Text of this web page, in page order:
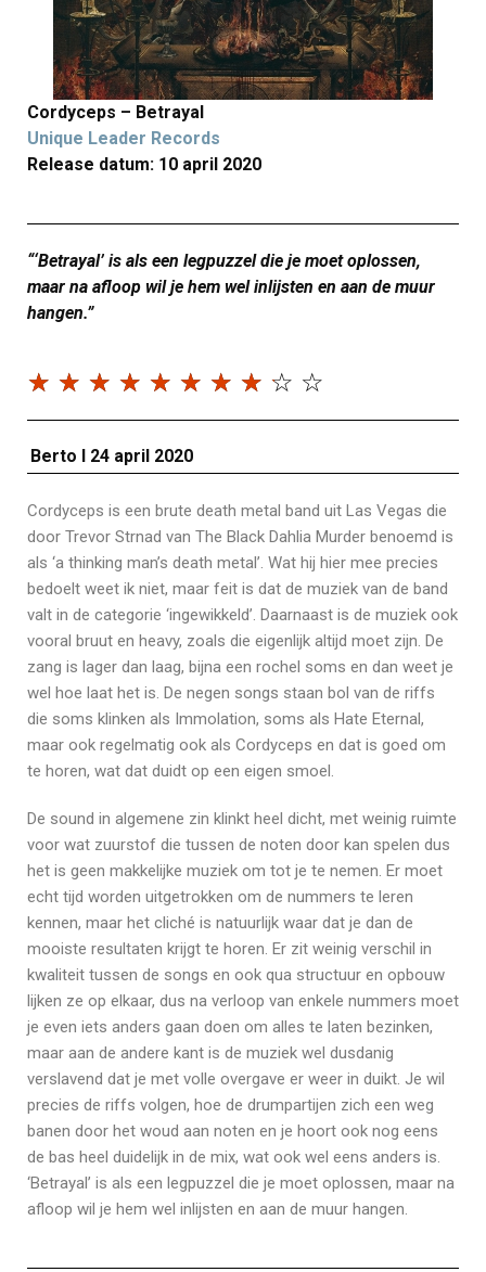
Cordyceps – Betrayal
Unique Leader Records
Release datum: 10 april 2020
“‘Betrayal’ is als een legpuzzel die je moet oplossen,
maar na afloop wil je hem wel inlijsten en aan de muur
hangen.”
☆ ☆ ☆ ☆ ☆ ☆ ☆ ☆ ☆ ☆
Berto I 24 april 2020
Cordyceps is een brute death metal band uit Las Vegas die
door Trevor Strnad van The Black Dahlia Murder benoemd is
als ‘a thinking man’s death metal’. Wat hij hier mee precies
bedoelt weet ik niet, maar feit is dat de muziek van de band
valt in de categorie ‘ingewikkeld’. Daarnaast is de muziek ook
vooral bruut en heavy, zoals die eigenlijk altijd moet zijn. De
zang is lager dan laag, bijna een rochel soms en dan weet je
wel hoe laat het is. De negen songs staan bol van de riffs
die soms klinken als Immolation, soms als Hate Eternal,
maar ook regelmatig ook als Cordyceps en dat is goed om
te horen, wat dat duidt op een eigen smoel.
De sound in algemene zin klinkt heel dicht, met weinig ruimte
voor wat zuurstof die tussen de noten door kan spelen dus
het is geen makkelijke muziek om tot je te nemen. Er moet
echt tijd worden uitgetrokken om de nummers te leren
kennen, maar het cliché is natuurlijk waar dat je dan de
mooiste resultaten krijgt te horen. Er zit weinig verschil in
kwaliteit tussen de songs en ook qua structuur en opbouw
lijken ze op elkaar, dus na verloop van enkele nummers moet
je even iets anders gaan doen om alles te laten bezinken,
maar aan de andere kant is de muziek wel dusdanig
verslavend dat je met volle overgave er weer in duikt. Je wil
precies de riffs volgen, hoe de drumpartijen zich een weg
banen door het woud aan noten en je hoort ook nog eens
de bas heel duidelijk in de mix, wat ook wel eens anders is.
‘Betrayal’ is als een legpuzzel die je moet oplossen, maar na
afloop wil je hem wel inlijsten en aan de muur hangen.